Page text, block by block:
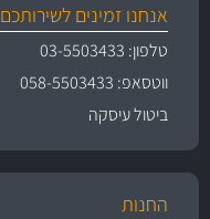
אנחנו זמינים לשירותכם
טלפון: 03-5503433
ווטסאפ: 058-5503433
ביטול עיסקה
החנות